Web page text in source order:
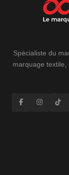
Spécialiste du
marquage